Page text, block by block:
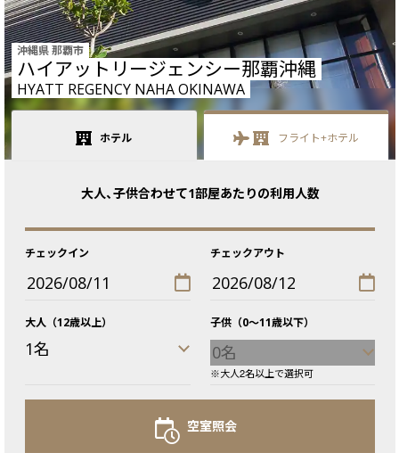
沖縄県 那覇市
ハイアットリージェンシー那覇沖縄
HYATT REGENCY NAHA OKINAWA
ホテル フライト+ホテル
大人、子供合わせて1部屋あたりの利用人数
チェックイン チェックアウト
大人（12歳以上） 子供（0〜11歳以下）
大人2名以上で選択可
空室照会